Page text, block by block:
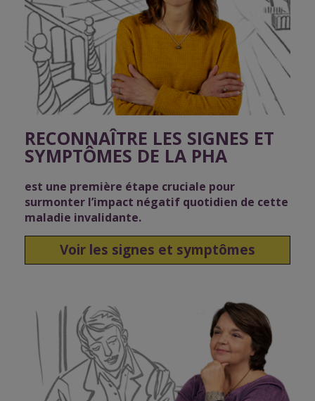
RECONNAÎTRE LES SIGNES ET
SYMPTÔMES DE LA PHA
est une première étape cruciale pour
surmonter l’impact négatif quotidien de cette
maladie invalidante.
Voir les signes et symptômes